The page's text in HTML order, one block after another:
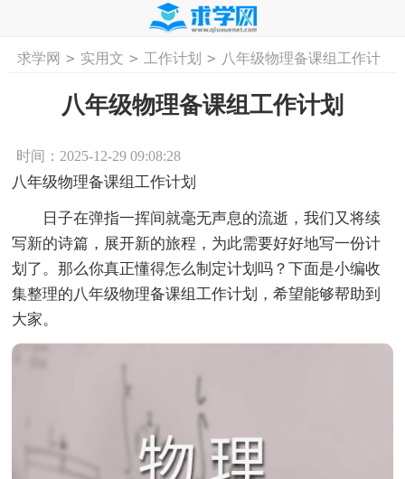
首页 工作计划 活动计划 学习计划
求学网 > 实用文 > 工作计划 > 八年级物理备课组工作计
八年级物理备课组工作计划
时间：2025-12-29 09:08:28
八年级物理备课组工作计划
日子在弹指一挥间就毫无声息的流逝，我们又将续
写新的诗篇，展开新的旅程，为此需要好好地写一份计
划了。那么你真正懂得怎么制定计划吗？下面是小编收
集整理的八年级物理备课组工作计划，希望能够帮助到
大家。